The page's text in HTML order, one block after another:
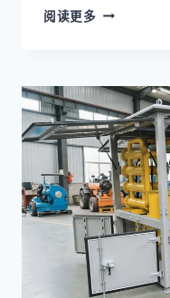
阅读更多 真
机
现
场
安
装